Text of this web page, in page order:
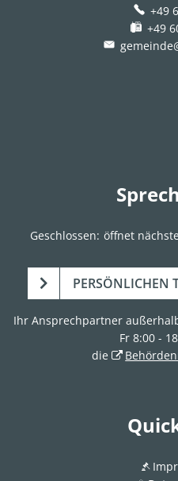
+49
+49
Klicken, um weitere
Geschlossen: öffnet
PERSÖNLICHEN
Ihr Ansprechpartner
Fr 8:00 -
die